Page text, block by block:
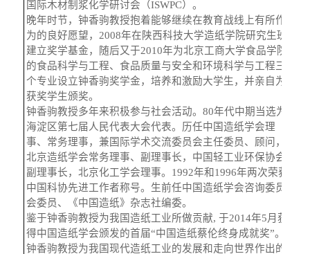
国际木材制浆化学研讨会（ISWPC）。
晚年时节，钟香驹教授抱着能够继续在教育战线上有所作
为的良好愿望， 2008年在陕西科技大学造纸学院研究生班
建立奖学基金，随后又于2010年为北京工商大学食品学院
的食品科学与工程、食品质量与安全和环境科学与工程三
个专业设立钟香驹奖学金，培养和激励大学生，并亲自为
获奖学生颁奖。
钟香驹教授多年来积极参与社会活动。 80年代中期当选为
海淀区第七届人民代表大会代表。历任中国造纸学会理
事、常务理事，兼国际学术交流委员会主任委员、顾问，
北京造纸学会常务理事、副理事长，中国轻工业环保协会
副理事长，北京化工学会理事。 1992年和 1996年两次荣获
中国科协先进工作者称号。生前任中国造纸学会咨询委员
会委员、《中国造纸》杂志社编委。
鉴于钟香驹教授为我国造纸工业所做贡献, 于2014年5月获
得中国造纸学会颁发的首届“中国造纸蔡伦终身成就奖”。
钟香驹教授为我国现代造纸工业的发展和走向世界作出的